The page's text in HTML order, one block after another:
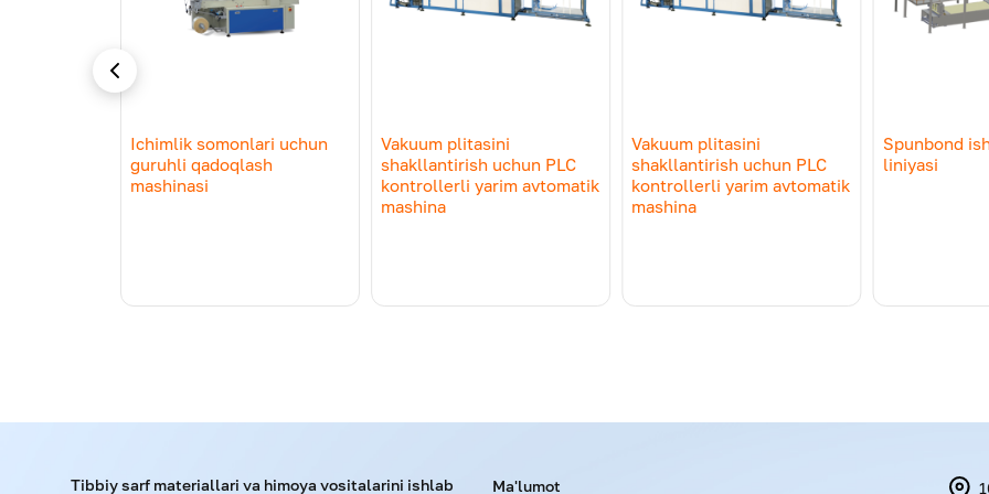
Форма упаковки Шаг 22 мм
Длина изогнутой части трубочки/длина упаковки, мм 90(S)/105(М)/128(Д)
Ichimlik somonlari uchun
guruhli qadoqlash
mashinasi
Vakuum plitasini
shakllantirish uchun PLC
kontrollerli yarim avtomatik
mashina
Vakuum plitasini
shakllantirish uchun PLC
kontrollerli yarim avtomatik
mashina
Spunbond
liniyasi
Tibbiy sarf materiallari va himoya vositalarini ishlab Ma'lumot